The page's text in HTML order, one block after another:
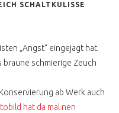
SCHALTKULISSE
„Angst“ eingejagt hat.
braune schmierige Zeuch
ab Werk auch
hat da mal nen